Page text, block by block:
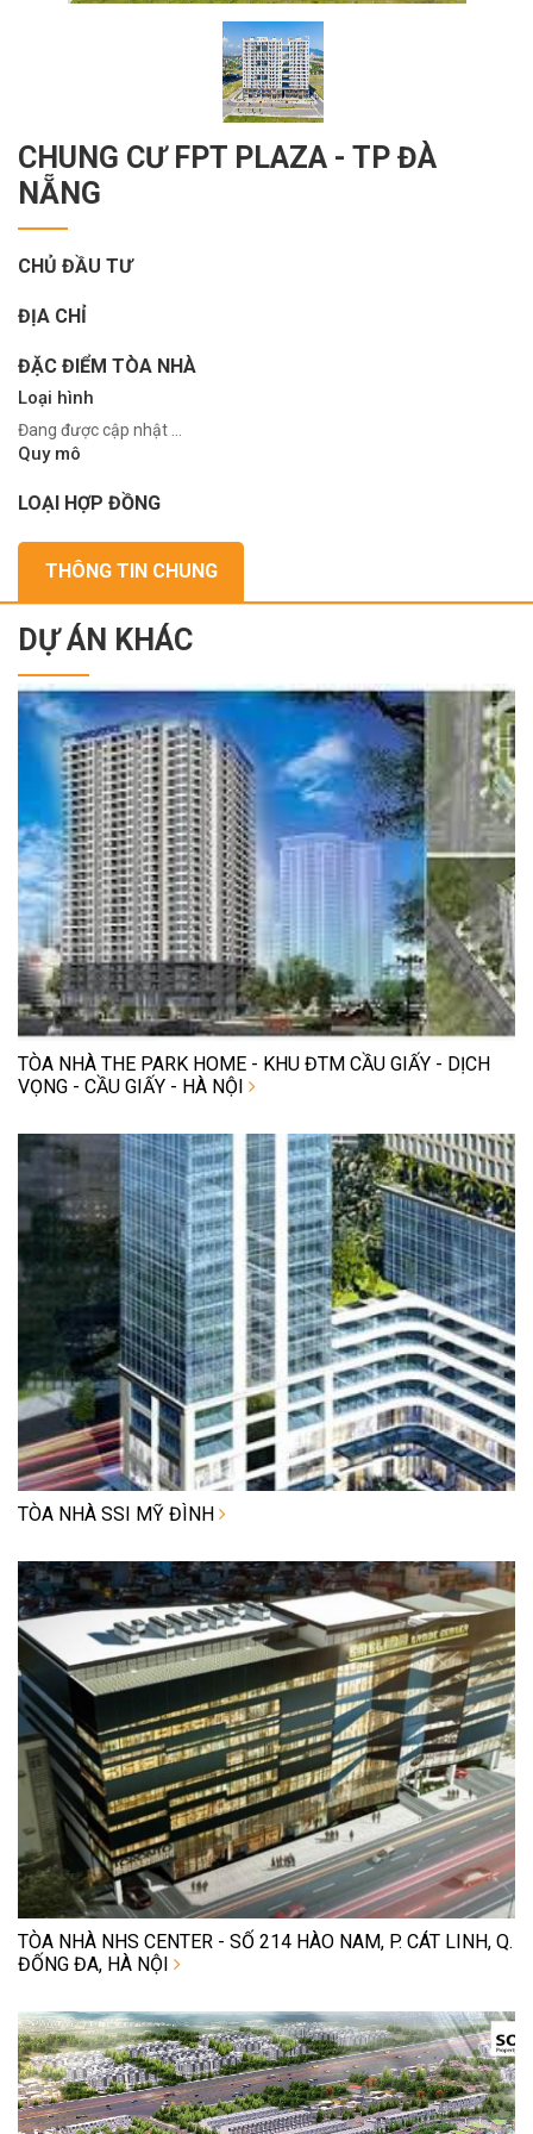
CHUNG CƯ FPT PLAZA - TP ĐÀ
NẴNG
CHỦ ĐẦU TƯ
ĐỊA CHỈ
ĐẶC ĐIỂM TÒA NHÀ
Loại hình
Đang được cập nhật ...
Quy mô
LOẠI HỢP ĐỒNG
THÔNG TIN CHUNG
DỰ ÁN KHÁC
TÒA NHÀ THE PARK HOME - KHU ĐTM CẦU GIẤY - DỊCH
VỌNG - CẦU GIẤY - HÀ NỘI
TÒA NHÀ SSI MỸ ĐÌNH
TÒA NHÀ NHS CENTER - SỐ 214 HÀO NAM, P. CÁT LINH, Q.
ĐỐNG ĐA, HÀ NỘI